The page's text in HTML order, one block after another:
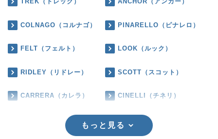
COLNAGO（コルナゴ） PINARELLO（ピナレロ）
FELT（フェルト） LOOK（ルック）
RIDLEY（リドレー） SCOTT（スコット）
CARRERA（カレラ） CINELLI（チネリ）
もっと見る